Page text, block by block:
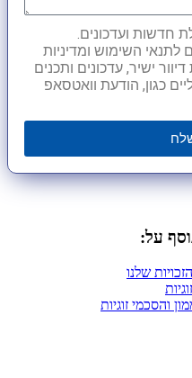
חדשות ועדכונים.
השימוש ומדיניות
ישיר, עדכונים ותכנים
כגון, הודעת וואטסאפ
על:
שלנו
והסכמי זוגיות